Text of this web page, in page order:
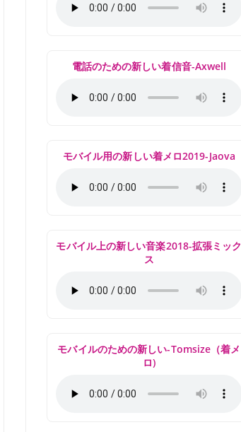
電話のための新しい着信音-Axwell
モバイル用の新しい着メロ2019-Jaova
モバイル上の新しい音楽2018-拡張ミック
ス
モバイルのための新しい-Tomsize（着メ
ロ)